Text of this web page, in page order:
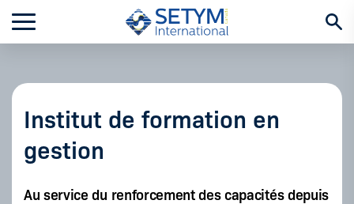
contenu
Institut de formation en
gestion
Au service du renforcement des capacités depuis